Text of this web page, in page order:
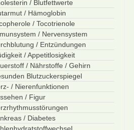
/ Blutfettwerte
/ Hämoglobin
/ Tocotrienole
/ Nervensystem
/ Entzündungen
/ Appetitlosigkeit
/ Nährstoffe / Gehirn
Blutzuckerspiegel
/ Nierenfunktionen
/ Figur
/ Diabetes